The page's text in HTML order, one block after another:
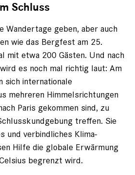
Schluss
Wandertage geben, aber auch
wie das Bergfest am 25.
mit etwa 200 Gästen. Und nach
es noch mal richtig laut: Am
sich internationale
mehreren Himmelsrichtungen
Paris gekommen sind, zu
treffen. Sie
und verbindliches Klima-
Hilfe die globale Erwärmung
begrenzt wird.